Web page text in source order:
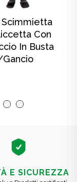
Scimmietta
Con
In Busta
gancio
E SICUREZZA